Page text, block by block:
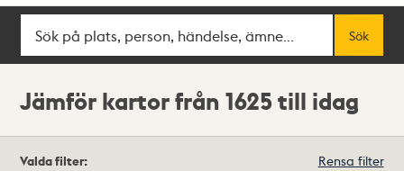
Sök
Sök
Jämför kartor från 1625 till idag
Valda filter: Rensa filter